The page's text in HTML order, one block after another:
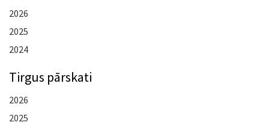
2026
2025
2024
Tirgus pārskati
2026
2025